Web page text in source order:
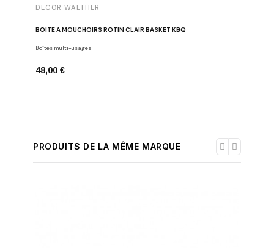
DECOR WALTHER
BOÎTE À MOUCHOIRS ROTIN CLAIR BASKET KBQ
Boîtes multi-usages
48,00 €
PRODUITS DE LA MÊME MARQUE